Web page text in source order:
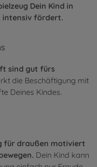
Dein Kind in
intensiv fördert.
sind gut fürs
die Beschäftigung mit
Deines Kindes.
für draußen motiviert
Dein Kind kann